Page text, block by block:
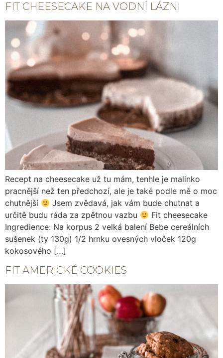
FIT CHEESECAKE NA VODNÍ LÁZNI
Recept na cheesecake už tu mám, tenhle je malinko
pracnější než ten předchozí, ale je také podle mě o moc
chutnější
Jsem zvědavá, jak vám bude chutnat a
určitě budu ráda za zpětnou vazbu
Fit cheesecake
Ingredience: Na korpus 2 velká balení Bebe cereálních
sušenek (ty 130g) 1/2 hrnku ovesných vloček 120g
kokosového […]
FIT AMERICKÉ COOKIES